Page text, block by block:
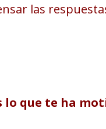
las
lo que te ha